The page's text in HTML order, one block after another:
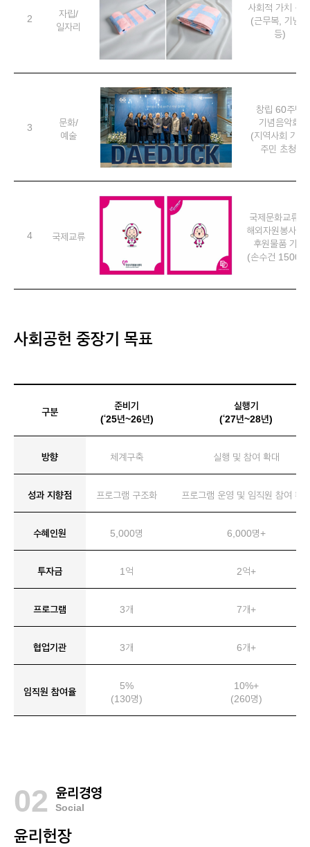
2
자립/
일자리
사회적 가치 구
(근무복, 기념품
등)
3
문화/
예술
창립 60주년
기념음악회
(지역사회 기관,
주민 초청)
4 국제교류
국제문화교류 및
해외자원봉사활
후원물품 기증
(손수건 1500
사회공헌 중장기 목표
구분
준비기
(‘25년~26년)
실행기
(‘27년~28년)
방향 체계구축 실행 및 참여 확대
성과 지향점 프로그램 구조화 프로그램 운영 및 임직원 참여 확
수혜인원 5,000명 6,000명+
투자금 1억 2억+
프로그램 3개 7개+
협업기관 3개 6개+
임직원 참여율
5%
(130명)
10%+
(260명)
윤리경영
Social
02
윤리헌장